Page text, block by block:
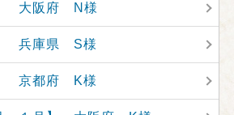
】 大阪府 N様
】 兵庫県 S様
】 京都府 K様